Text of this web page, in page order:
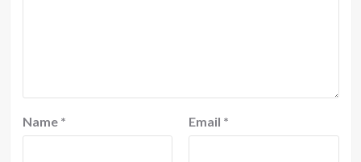
Name * Email *